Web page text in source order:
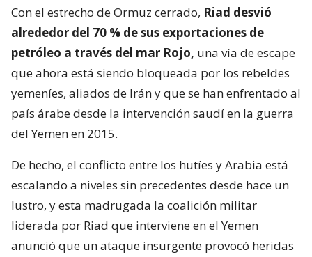
Con el estrecho de Ormuz cerrado, Riad desvió
alrededor del 70 % de sus exportaciones de
petróleo a través del mar Rojo, una vía de escape
que ahora está siendo bloqueada por los rebeldes
yemeníes, aliados de Irán y que se han enfrentado al
país árabe desde la intervención saudí en la guerra
del Yemen en 2015.
De hecho, el conflicto entre los hutíes y Arabia está
escalando a niveles sin precedentes desde hace un
lustro, y esta madrugada la coalición militar
liderada por Riad que interviene en el Yemen
anunció que un ataque insurgente provocó heridas